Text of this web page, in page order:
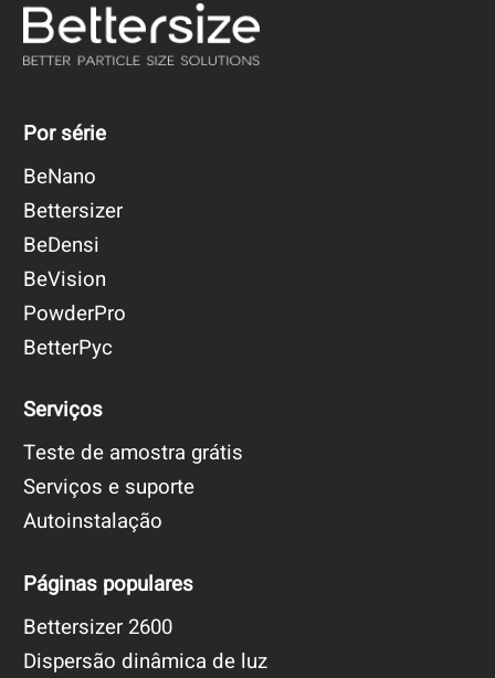
Por série
BeNano
Bettersizer
BeDensi
BeVision
PowderPro
BetterPyc
Serviços
Teste de amostra grátis
Serviços e suporte
Autoinstalação
Páginas populares
Bettersizer 2600
Dispersão dinâmica de luz